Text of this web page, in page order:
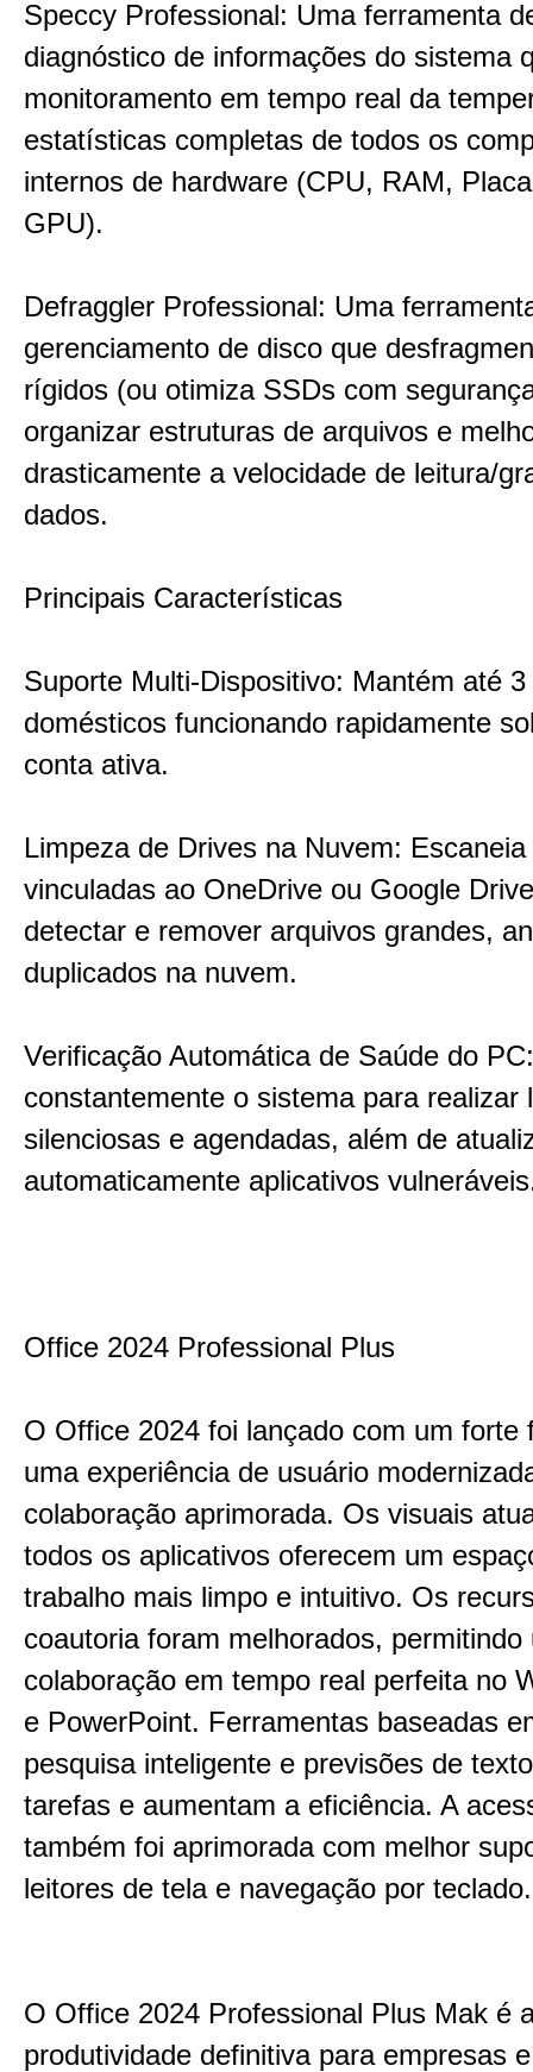
Speccy Professional: Uma ferramenta
diagnóstico de informações do sistema
monitoramento em tempo real da
estatísticas completas de todos os
internos de hardware (CPU, RAM,
GPU).
Defraggler Professional: Uma
gerenciamento de disco que
rígidos (ou otimiza SSDs com
organizar estruturas de arquivos e
drasticamente a velocidade de leitura/
dados.
Principais Características
Suporte Multi-Dispositivo: Mantém até
domésticos funcionando rapidamente
conta ativa.
Limpeza de Drives na Nuvem:
vinculadas ao OneDrive ou Google
detectar e remover arquivos grandes,
duplicados na nuvem.
Verificação Automática de Saúde do
constantemente o sistema para realizar
silenciosas e agendadas, além de
automaticamente aplicativos
Office 2024 Professional Plus
O Office 2024 foi lançado com um forte
uma experiência de usuário
colaboração aprimorada. Os visuais
todos os aplicativos oferecem um
trabalho mais limpo e intuitivo. Os
coautoria foram melhorados, permitindo
colaboração em tempo real perfeita no
e PowerPoint. Ferramentas baseadas
pesquisa inteligente e previsões de
tarefas e aumentam a eficiência. A
também foi aprimorada com melhor
leitores de tela e navegação por teclado.
O Office 2024 Professional Plus Mak é
produtividade definitiva para empresas e